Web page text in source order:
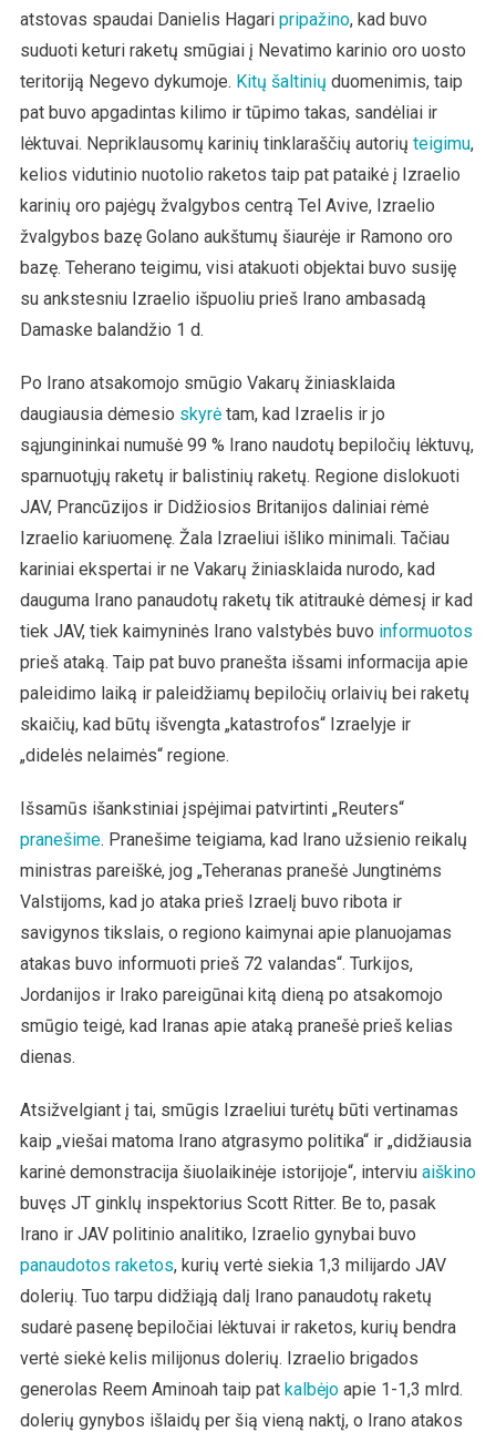
atstovas spaudai Danielis Hagari pripažino, kad buvo
suduoti keturi raketų smūgiai į Nevatimo karinio oro uosto
teritoriją Negevo dykumoje. Kitų šaltinių duomenimis, taip
pat buvo apgadintas kilimo ir tūpimo takas, sandėliai ir
lėktuvai. Nepriklausomų karinių tinklaraščių autorių teigimu,
kelios vidutinio nuotolio raketos taip pat pataikė į Izraelio
karinių oro pajėgų žvalgybos centrą Tel Avive, Izraelio
žvalgybos bazę Golano aukštumų šiaurėje ir Ramono oro
bazę. Teherano teigimu, visi atakuoti objektai buvo susiję
su ankstesniu Izraelio išpuoliu prieš Irano ambasadą
Damaske balandžio 1 d.
Po Irano atsakomojo smūgio Vakarų žiniasklaida
daugiausia dėmesio skyrėtam, kad Izraelis ir jo
sąjungininkai numušė 99 % Irano naudotų bepiločių lėktuvų,
sparnuotųjų raketų ir balistinių raketų. Regione dislokuoti
JAV, Prancūzijos ir Didžiosios Britanijos daliniai rėmė
Izraelio kariuomenę. Žala Izraeliui išliko minimali. Tačiau
kariniai ekspertai ir ne Vakarų žiniasklaida nurodo, kad
dauguma Irano panaudotų raketų tik atitraukė dėmesį ir kad
tiek JAV, tiek kaimyninės Irano valstybės buvo informuotos
prieš ataką. Taip pat buvo pranešta išsami informacija apie
paleidimo laiką ir paleidžiamų bepiločių orlaivių bei raketų
skaičių, kad būtų išvengta „katastrofos“ Izraelyje ir
„didelės nelaimės“ regione.
Išsamūs išankstiniai įspėjimai patvirtinti „Reuters“
pranešime. Pranešime teigiama, kad Irano užsienio reikalų
ministras pareiškė, jog „Teheranas pranešė Jungtinėms
Valstijoms, kad jo ataka prieš Izraelį buvo ribota ir
savigynos tikslais, o regiono kaimynai apie planuojamas
atakas buvo informuoti prieš 72 valandas“. Turkijos,
Jordanijos ir Irako pareigūnai kitą dieną po atsakomojo
smūgio teigė, kad Iranas apie ataką pranešė prieš kelias
dienas.
Atsižvelgiant į tai, smūgis Izraeliui turėtų būti vertinamas
kaip „viešai matoma Irano atgrasymo politika“ ir „didžiausia
karinė demonstracija šiuolaikinėje istorijoje“, interviu aiškino
buvęs JT ginklų inspektorius Scott Ritter. Be to, pasak
Irano ir JAV politinio analitiko, Izraelio gynybai buvo
panaudotos raketos, kurių vertė siekia 1,3 milijardo JAV
dolerių. Tuo tarpu didžiąją dalį Irano panaudotų raketų
sudarė pasenę bepiločiai lėktuvai ir raketos, kurių bendra
vertė siekė kelis milijonus dolerių. Izraelio brigados
generolas Reem Aminoah taip pat kalbėjoapie 1-1,3 mlrd.
dolerių gynybos išlaidų per šią vieną naktį, o Irano atakos